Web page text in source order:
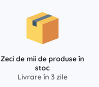
Zeci de mii de produse în
stoc
Livrare în 3 zile